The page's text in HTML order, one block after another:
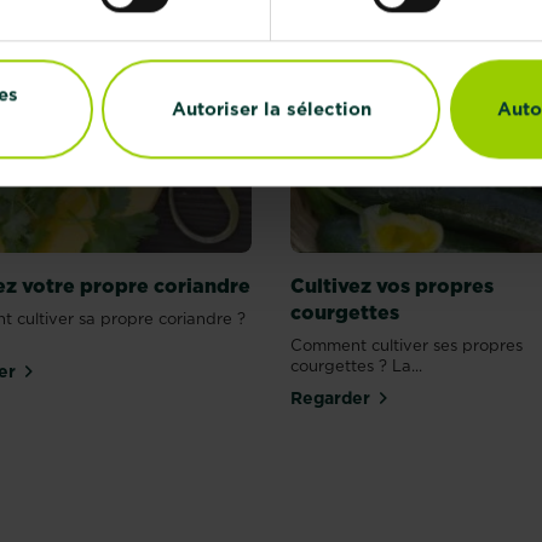
Autoriser la sélection
votre propre coriandre
cultiver sa propre coriandre ?
Cultivez vos propres
courgettes
Comment cultiver ses propres
courgettes ? La...
Regarder